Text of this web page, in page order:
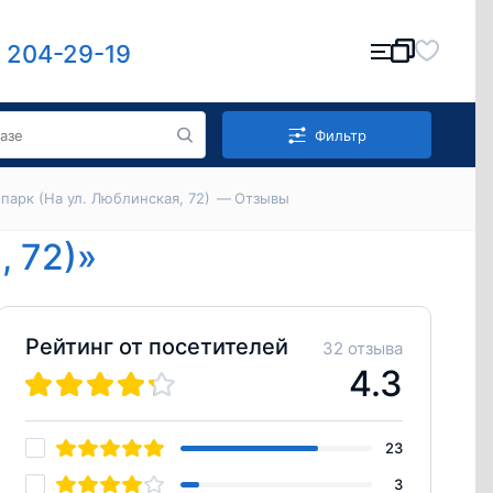
204-29-19
Фильтр
(На ул. Люблинская, 72) Отзывы
72)»
Рейтинг от посетителей 32 отзыва
4.3
23
3